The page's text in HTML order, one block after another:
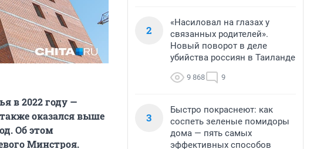
в 2022 году —
оказался выше
Об этом
Минстроя.
2
«Насиловал на глазах у
связанных родителей».
Новый поворот в деле
убийства россиян в Таиланде
9 868 9
3
Быстро покраснеют: как
соспеть зеленые помидоры
дома — пять самых
эффективных способов